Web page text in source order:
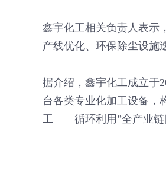
鑫宇化工相关负责人表示
产线优化、环保除尘设施
据介绍，鑫宇化工成立于
台各类专业化加工设备，
工——循环利用”全产业链